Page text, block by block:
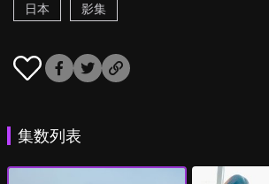
日本 影集
集数列表